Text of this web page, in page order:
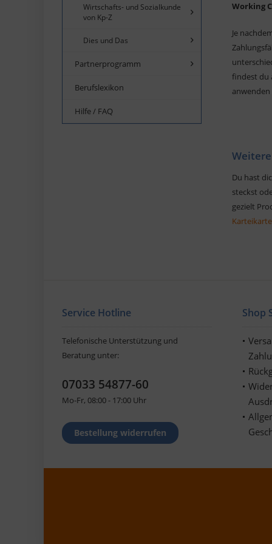
Wirtschafts- und Sozialkunde
von Kp-Z
Dies und Das
Partnerprogramm
Berufslexikon
Hilfe / FAQ
Working
Je
findest du
Du hast
steckst
gezielt
Service Hotline
Telefonische Unterstützung und
Beratung unter:
07033 54877-60
Mo-Fr, 08:00 - 17:00 Uhr
Bestellung widerrufen
Shop